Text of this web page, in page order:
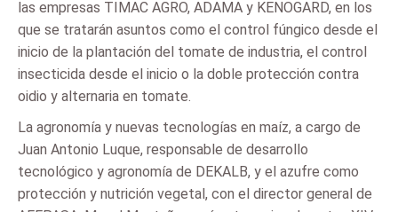
las empresas TIMAC AGRO, ADAMA y KENOGARD, en los
que se tratarán asuntos como el control fúngico desde el
inicio de la plantación del tomate de industria, el control
insecticida desde el inicio o la doble protección contra
oidio y alternaria en tomate.
La agronomía y nuevas tecnologías en maíz, a cargo de
Juan Antonio Luque, responsable de desarrollo
tecnológico y agronomía de DEKALB, y el azufre como
protección y nutrición vegetal, con el director general de